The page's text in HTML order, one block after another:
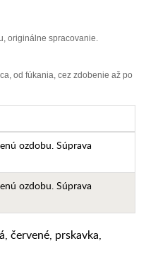
originálne spracovanie.
od fúkania, cez zdobenie až po
ozdobu. Súprava
ozdobu. Súprava
, červené, prskavka,